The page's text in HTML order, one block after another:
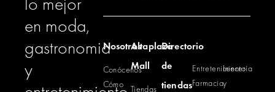
en moda,
gastronomia
y
Nosotros
Conócenos
Cómo
Altaplaza
Mall
Tiendas
Directorio
de
tiendas
Entretenimiento
Farmacia
Lencería
y